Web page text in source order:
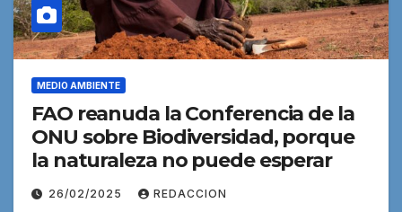
MEDIO AMBIENTE
FAO reanuda la Conferencia de la
ONU sobre Biodiversidad, porque
la naturaleza no puede esperar
26/02/2025 REDACCION